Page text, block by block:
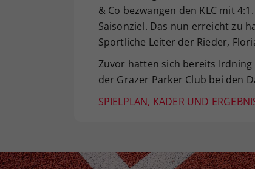
& Co bezwangen den KLC mit
Saisonziel. Das nun erreicht zu
Sportliche Leiter der Rieder,
Zuvor hatten sich bereits Irdning
der Grazer Parker Club bei den
SPIELPLAN, KADER UND